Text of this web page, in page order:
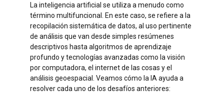
La inteligencia artificial se utiliza a menudo como
término multifuncional. En este caso, se refiere a la
recopilación sistemática de datos, al uso pertinente
de análisis que van desde simples resúmenes
descriptivos hasta algoritmos de aprendizaje
profundo y tecnologías avanzadas como la visión
por computadora, el internet de las cosas y el
análisis geoespacial. Veamos cómo la IA ayuda a
resolver cada uno de los desafíos anteriores: